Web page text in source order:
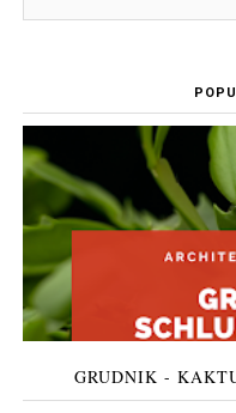
GRUDNIK -